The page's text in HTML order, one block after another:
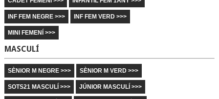
INF FEM NEGRE >>> INF FEM VERD >>>
MINI FEMENÍ >>>
MASCULÍ
SÈNIOR M NEGRE >>> SÈNIOR M VERD >>>
SOTS21 MASCULÍ >>> JÚNIOR MASCULÍ >>>